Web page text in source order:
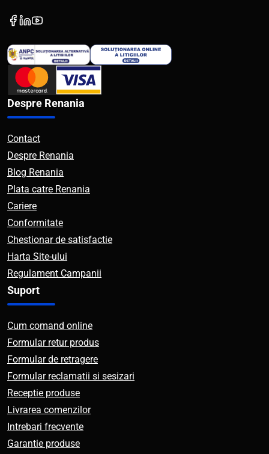
Despre Renania
Contact
Despre Renania
Blog Renania
Plata catre Renania
Cariere
Conformitate
Chestionar de satisfactie
Harta Site-ului
Regulament Campanii
Suport
Cum comand online
Formular retur produs
Formular de retragere
Formular reclamatii si sesizari
Receptie produse
Livrarea comenzilor
Intrebari frecvente
Garantie produse